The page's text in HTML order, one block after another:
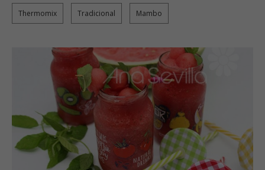
Thermomix Tradicional Mambo